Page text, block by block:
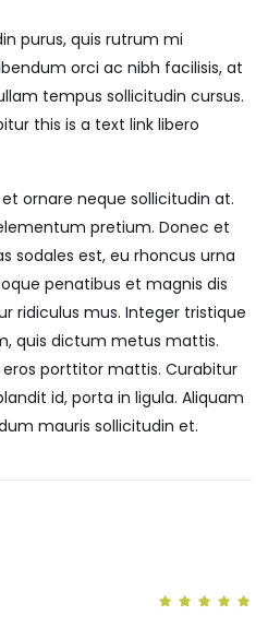
purus, quis rutrum mi
orci ac nibh facilisis, at
tempus sollicitudin cursus.
this is a text link libero
ornare neque sollicitudin at.
pretium. Donec et
sodales est, eu rhoncus urna
penatibus et magnis dis
ridiculus mus. Integer tristique
quis dictum metus mattis.
eros porttitor mattis. Curabitur
id, porta in ligula. Aliquam
mauris sollicitudin et.